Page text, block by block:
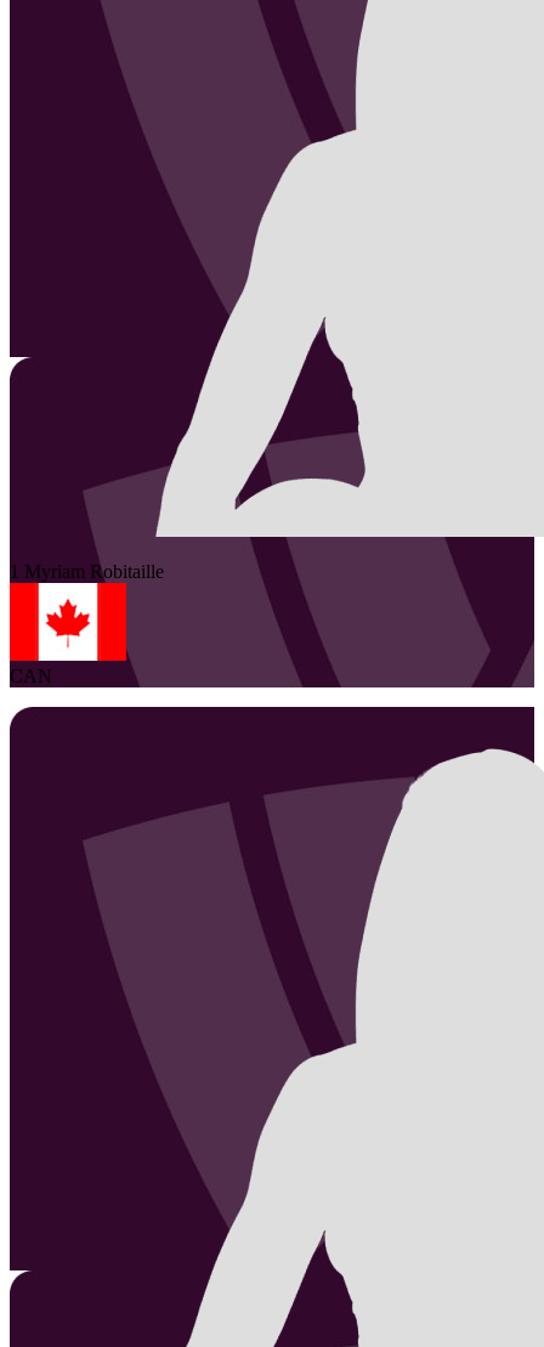
1 Myriam Robitaille
CAN